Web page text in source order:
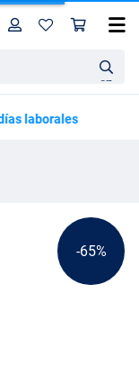
en
Perfil
laborales
-65%